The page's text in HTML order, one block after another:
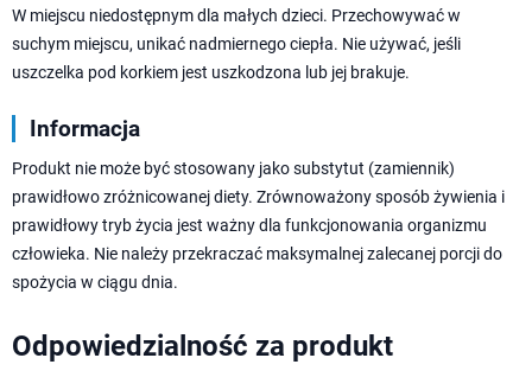
W miejscu niedostępnym dla małych dzieci. Przechowywać w
suchym miejscu, unikać nadmiernego ciepła. Nie używać, jeśli
uszczelka pod korkiem jest uszkodzona lub jej brakuje.
Informacja
Produkt nie może być stosowany jako substytut (zamiennik)
prawidłowo zróżnicowanej diety. Zrównoważony sposób żywienia i
prawidłowy tryb życia jest ważny dla funkcjonowania organizmu
człowieka. Nie należy przekraczać maksymalnej zalecanej porcji do
spożycia w ciągu dnia.
Odpowiedzialność za produkt